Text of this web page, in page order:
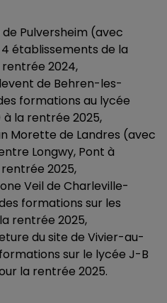
Pulversheim (avec
établissements de la
2024,
de Behren-les-
formations au lycée
à la rentrée 2025,
Morette de Landres (avec
Longwy, Pont à
2025,
Veil de Charleville-
formations sur les
rentrée 2025,
du site de Vivier-au-
sur le lycée J-B
la rentrée 2025.